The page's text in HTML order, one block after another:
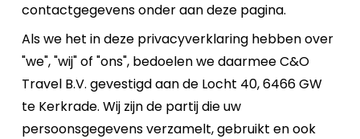
contactgegevens onder aan deze pagina.
Als we het in deze privacyverklaring hebben over
"we", "wij" of "ons", bedoelen we daarmee C&O
Travel B.V. gevestigd aan de Locht 40, 6466 GW
te Kerkrade. Wij zijn de partij die uw
persoonsgegevens verzamelt, gebruikt en ook